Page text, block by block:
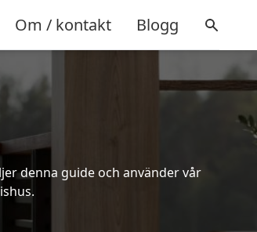
Om / kontakt Blogg
denna guide och använder vår